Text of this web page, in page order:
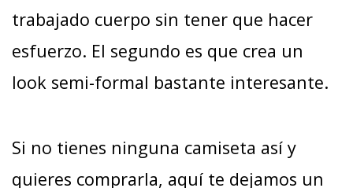
trabajado cuerpo sin tener que hacer
esfuerzo. El segundo es que crea un
look semi-formal bastante interesante.
Si no tienes ninguna camiseta así y
quieres comprarla, aquí te dejamos un